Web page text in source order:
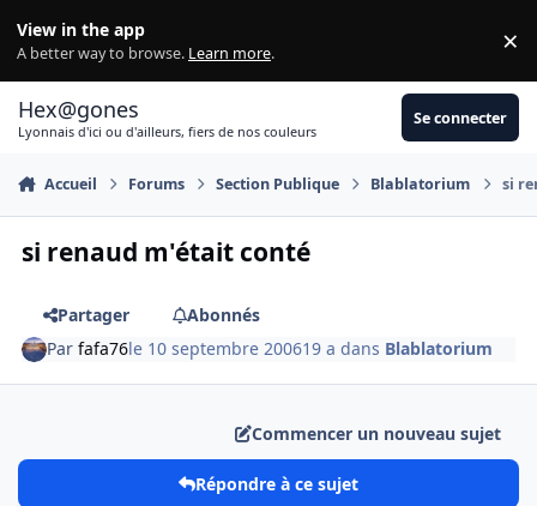
View in the app
A better way to browse. Learn more. ×
Hex@gones
Lyonnais d'ici ou d'ailleurs, fiers de nos couleurs
Se connecter
Accueil Forums Section Publique Blablatorium si
si renaud m'était conté
Partager
Abonnés
Parfafa76le 10 septembre 200619 a dans Blablatorium
Commencer un nouveau sujet
Répondre à ce sujet